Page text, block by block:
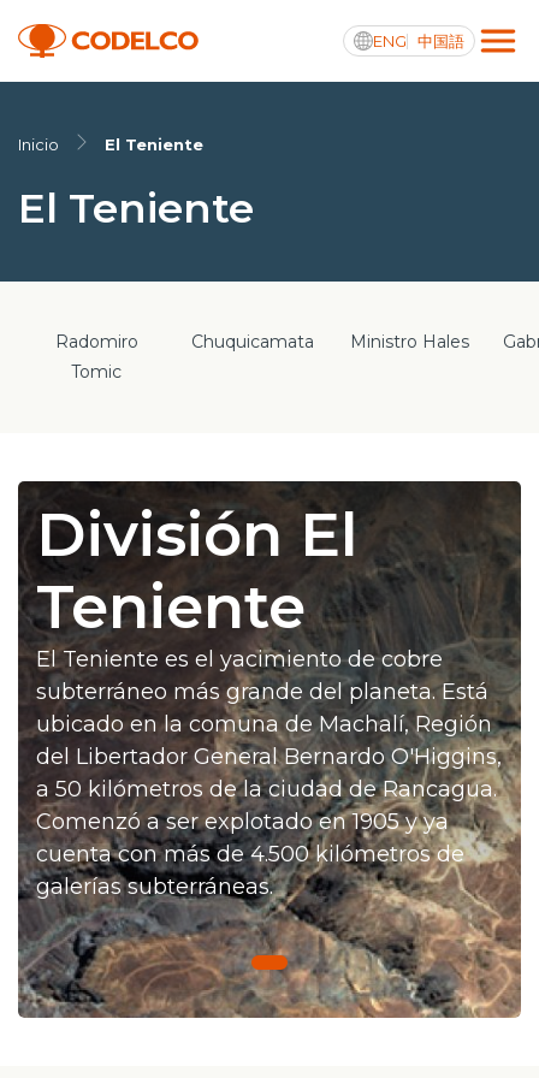
ENG 中国語
Proyectos
Inversionistas
Prensa
Trabaja en Codelco
Transparencia activa
Canales de denuncia
Proveedores
Acceso trabajadores/as
Inicio El Teniente
El Teniente
Radomiro
Tomic
Chuquicamata Ministro Hales
División El
Teniente
El Teniente es el yacimiento de cobre
subterráneo más grande del planeta. Está
ubicado en la comuna de Machalí, Región
del Libertador General Bernardo O'Higgins,
a 50 kilómetros de la ciudad de Rancagua.
Comenzó a ser explotado en 1905 y ya
cuenta con más de 4.500 kilómetros de
galerías subterráneas.